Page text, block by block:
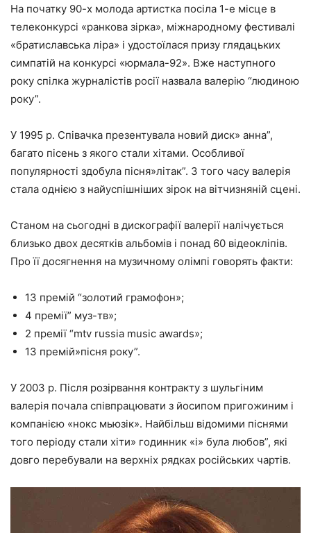
На початку 90-х молода артистка посіла 1-е місце в
телеконкурсі «ранкова зірка», міжнародному фестивалі
«братиславська ліра» і удостоїлася призу глядацьких
симпатій на конкурсі «юрмала-92». Вже наступного
року спілка журналістів росії назвала валерію “людиною
року”.
У 1995 р. Співачка презентувала новий диск» анна”,
багато пісень з якого стали хітами. Особливої
популярності здобула пісня»літак”. З того часу валерія
стала однією з найуспішніших зірок на вітчизняній сцені.
Станом на сьогодні в дискографії валерії налічується
близько двох десятків альбомів і понад 60 відеокліпів.
Про її досягнення на музичному олімпі говорять факти:
13 премій “золотий грамофон»;
4 премії” муз-тв»;
2 премії “mtv russia music awards»;
13 премій»пісня року”.
У 2003 р. Після розірвання контракту з шульгіним
валерія почала співпрацювати з йосипом пригожиним і
компанією «нокс мьюзік». Найбільш відомими піснями
того періоду стали хіти» годинник «і» була любов”, які
довго перебували на верхніх рядках російських чартів.